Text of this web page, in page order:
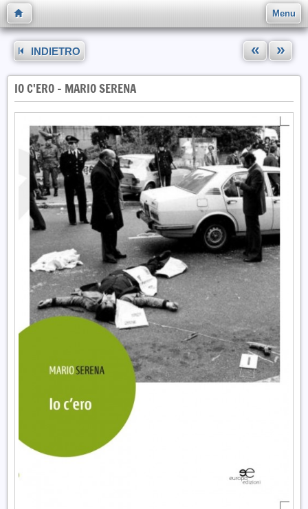
Menu
INDIETRO « »
IO C'ERO - MARIO SERENA